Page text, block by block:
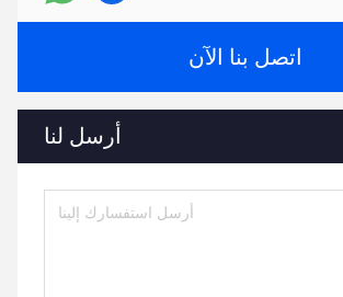
اتصل بنا الآن
أرسل لنا